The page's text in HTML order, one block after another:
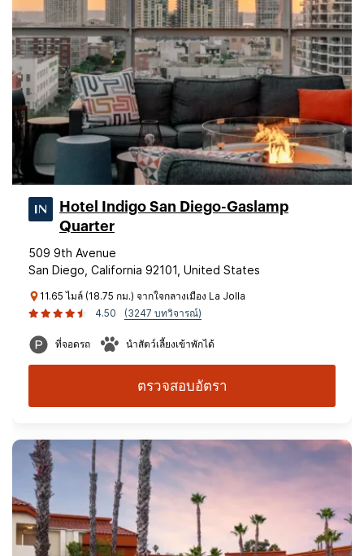
Hotel Indigo San Diego-Gaslamp
Quarter
509 9th Avenue
San Diego, California 92101, United States
11.65 ไมล์ (18.75 กม.) จากใจกลางเมือง La Jolla
4.50
(3247 บทวิจารณ์)
ที่จอดรถ นำสัตว์เลี้ยงเข้าพักได้
ตรวจสอบอัตรา